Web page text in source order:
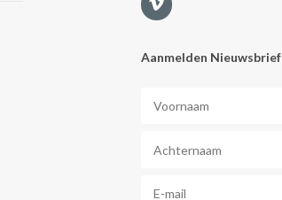
Aanmelden Nieuwsbrief